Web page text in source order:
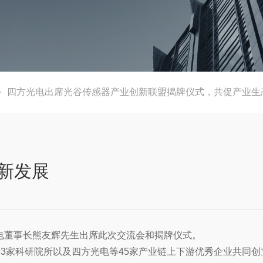
四方光电出席光谷传感器产业创新联盟揭牌仪式，共促产业
发展
事长熊友辉先生出席此次交流会和揭牌仪式。
科研院所以及四方光电等45家产业链上下游优秀企业共同